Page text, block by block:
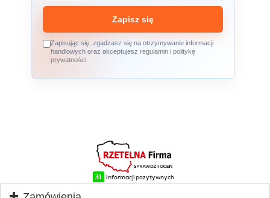
Zapisz się
Zapisując się, zgadzasz się na otrzymywanie informacji
handlowych oraz akceptujesz regulamin i politykę
prywatności